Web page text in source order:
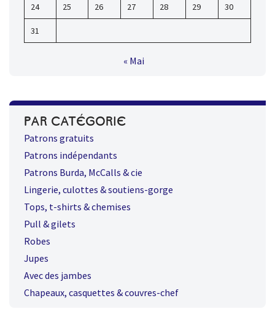
24 25 26 27 28 29 30
31
« Mai
PAR CATÉGORIE
Patrons gratuits
Patrons indépendants
Patrons Burda, McCalls & cie
Lingerie, culottes & soutiens-gorge
Tops, t-shirts & chemises
Pull & gilets
Robes
Jupes
Avec des jambes
Chapeaux, casquettes & couvres-chef